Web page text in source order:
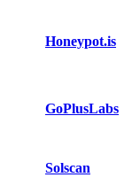
Honeypot.is
GoPlusLabs
Solscan